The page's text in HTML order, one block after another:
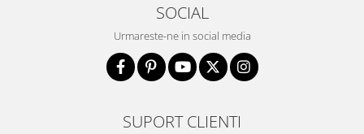
Aparate foto Mirrorless (SH)
Aparate foto DSLR (SH)
Aparate foto SLR (pe film) (SH)
Aparate Foto Compacte (SH)
Obiective foto Mirrorless (SH)
SOCIAL
Urmareste-ne in social media
SUPORT CLIENTI